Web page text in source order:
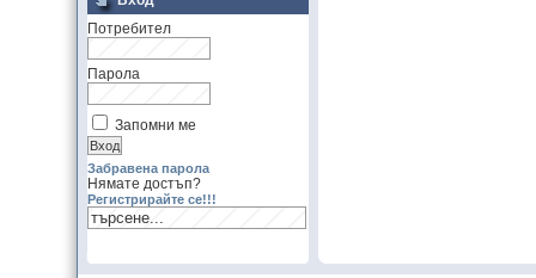
Потребител
Парола
Запомни ме
Забравена парола
Нямате достъп?
Регистрирайте се!!!